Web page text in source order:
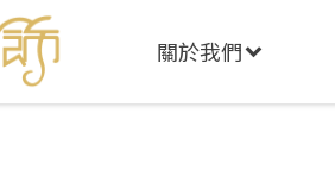
關於我們